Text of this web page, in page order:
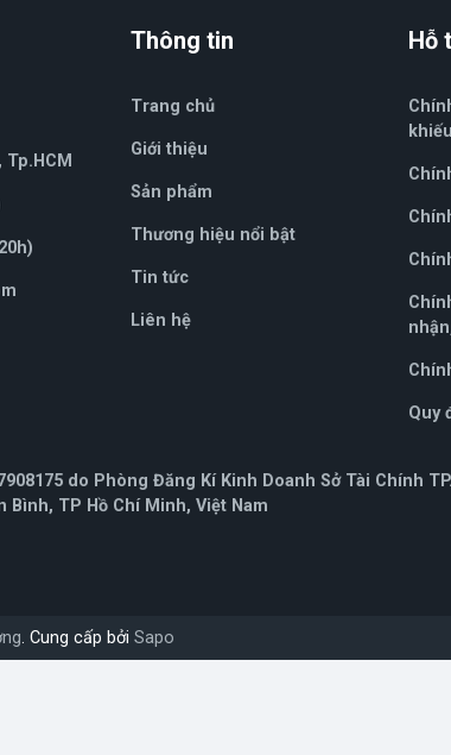
Thông tin
Trang chủ
Giới thiệu
Sản phẩm
Thương hiệu nổi bật
Tin tức
Liên hệ
Hỗ
Quy
do Phòng Đăng Kí Kinh Doanh Sở Tài Chính
Bình, TP Hồ Chí Minh, Việt Nam
. Cung cấp bởi Sapo